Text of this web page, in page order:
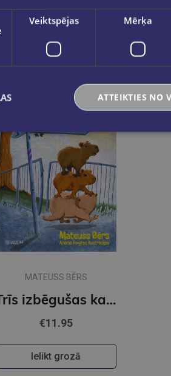
apmeklētāji
MATEUSS BĒRS
Trīs izbēgušas kapibaras
€11.95
Ielikt grozā
Veiktspējas Mērķa
ATTEIKTIES NO